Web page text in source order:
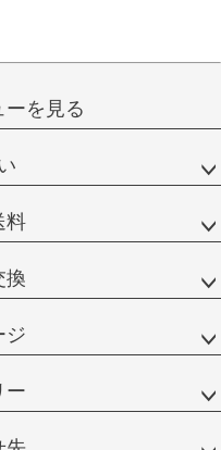
ーを見る
料
換
ジ
ー